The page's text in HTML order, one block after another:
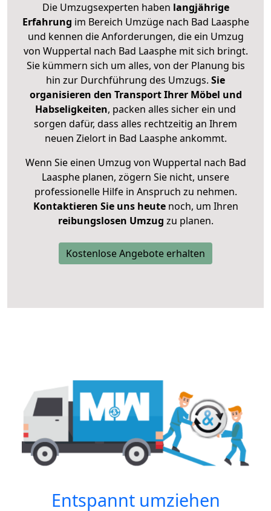
Die Umzugsexperten haben langjährige
Erfahrung im Bereich Umzüge nach Bad Laasphe
und kennen die Anforderungen, die ein Umzug
von Wuppertal nach Bad Laasphe mit sich bringt.
Sie kümmern sich um alles, von der Planung bis
hin zur Durchführung des Umzugs. Sie
organisieren den Transport Ihrer Möbel und
Habseligkeiten, packen alles sicher ein und
sorgen dafür, dass alles rechtzeitig an Ihrem
neuen Zielort in Bad Laasphe ankommt.
Wenn Sie einen Umzug von Wuppertal nach Bad
Laasphe planen, zögern Sie nicht, unsere
professionelle Hilfe in Anspruch zu nehmen.
Kontaktieren Sie uns heutenoch, um Ihren
reibungslosen Umzug zu planen.
Kostenlose Angebote erhalten
Entspannt umziehen